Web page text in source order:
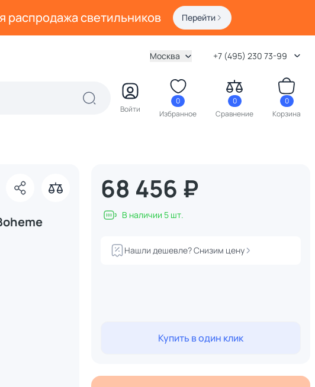
распродажа светильников Перейти
Москва +7 (495) 230 73-99
Войти
0
Избранное
0
Сравнение
0
Корзина
68 456 ₽
В наличии 5 шт.
Нашли дешевле? Снизим цену
Купить в один клик